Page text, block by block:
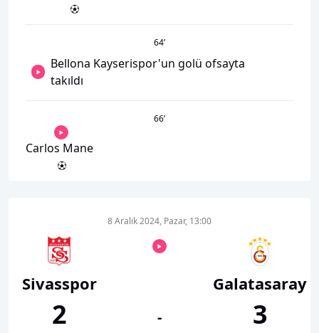
64’
Bellona Kayserispor'un golü ofsayta
takıldı
66’
Carlos Mane
Sivasspor
2
8 Aralık 2024, Pazar, 13:00
-
Galatasaray
3